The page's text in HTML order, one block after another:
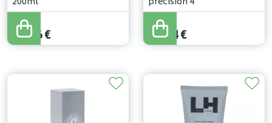
16,90
13,86€
17,82
16,04€